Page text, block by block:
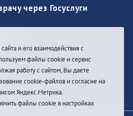
через Госуслуги
и его взаимодействия с
файлы cookie и сервис
работу с сайтом, Вы даете
cookie-файлов и согласие на
Яндекс.Метрика.
файлы cookie в настройках